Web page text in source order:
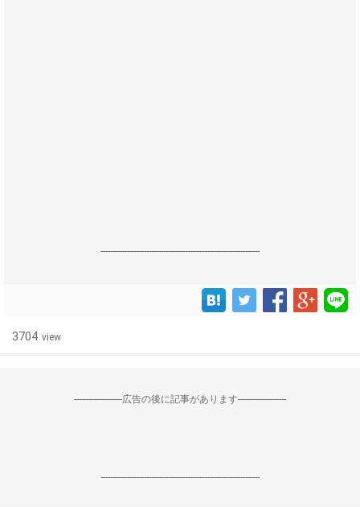
------------------------------------------------------------------
3704 view
--------------------広告の後に記事があります--------------------
------------------------------------------------------------------